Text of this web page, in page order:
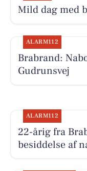
Mild dag med
ALARM112
Brabrand:
Gudrunsvej
ALARM112
22-årig fra
besiddelse af